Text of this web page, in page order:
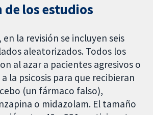
de los estudios
la revisión se incluyen seis
aleatorizados. Todos los
al azar a pacientes agresivos o
la psicosis para que recibieran
(un fármaco falso),
o midazolam. El tamaño